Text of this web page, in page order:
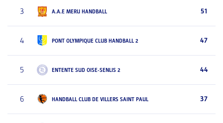
3 A.A.E MERU HANDBALL 51
4 PONT OLYMPIQUE CLUB HANDBALL 2 47
5 ENTENTE SUD OISE-SENLIS 2 44
6 HANDBALL CLUB DE VILLERS SAINT PAUL 37